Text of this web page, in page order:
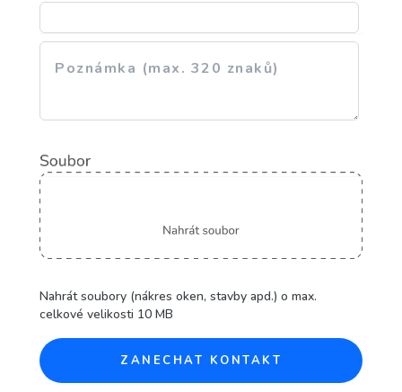
Nahrát soubory (nákres oken, stavby apd.) o max.
celkové velikosti 10 MB
ZANECHAT KONTAKT